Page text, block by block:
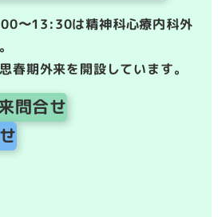
〜13:30は精神科心療内科外
春期外来を開設しています。
問合せ